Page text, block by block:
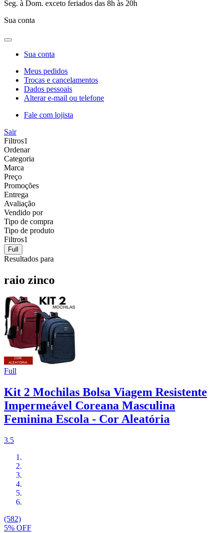
Seg. à Dom. exceto feriados das 8h às 20h
Sua conta
Sua conta
Meus pedidos
Trocas e cancelamentos
Dados pessoais
Alterar e-mail ou telefone
Fale com lojista
Sair
Filtros1
Ordenar
Categoria
Marca
Preço
Promoções
Entrega
Avaliação
Vendido por
Tipo de compra
Tipo de produto
Filtros1
Full
Resultados para
raio zinco
Full
Kit 2 Mochilas Bolsa Viagem Resistente
Impermeável Coreana Masculina
Feminina Escola - Cor Aleatória
3.5
(582)
5% OFF